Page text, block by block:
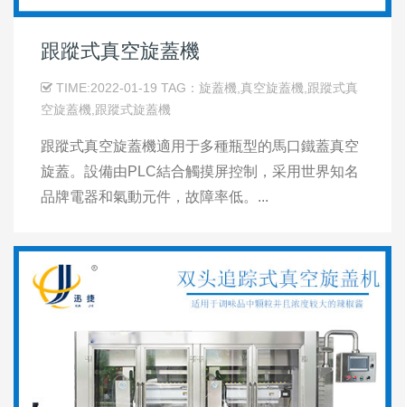
跟蹤式真空旋蓋機
TIME:2022-01-19 TAG：旋蓋機,真空旋蓋機,跟蹤式真
空旋蓋機,跟蹤式旋蓋機
跟蹤式真空旋蓋機適用于多種瓶型的馬口鐵蓋真空
旋蓋。設備由PLC結合觸摸屏控制，采用世界知名
品牌電器和氣動元件，故障率低。...